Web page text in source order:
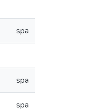
spa
spa
spa